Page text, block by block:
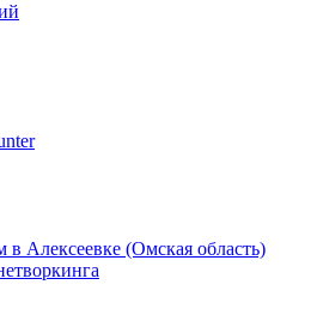
в Алексеевке (Омская область)